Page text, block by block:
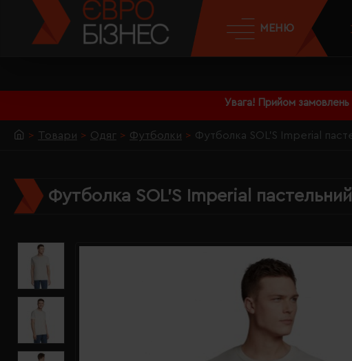
Увага! Прийом замовлень
МЕНЮ
Товари Одяг Футболки Футболка SOL'S Imperial
Футболка SOL'S Imperial